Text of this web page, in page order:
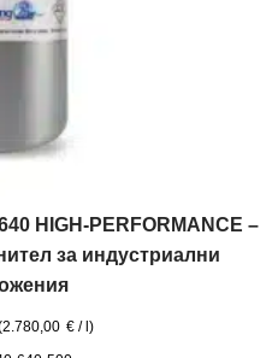
HIGH-PERFORMANCE –
за индустриални
2.780,00 €/l)